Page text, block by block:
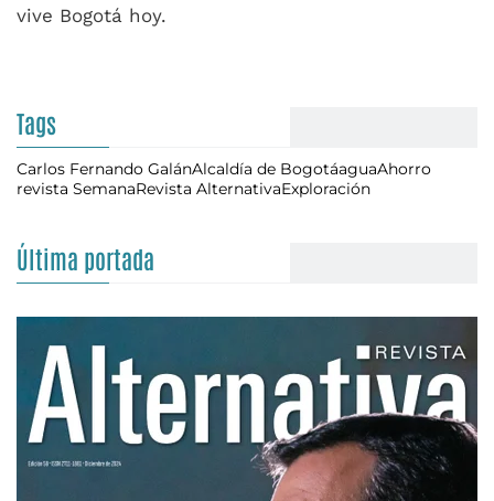
vive Bogotá hoy.
Tags
Carlos Fernando GalánAlcaldía de BogotáaguaAhorro
revista SemanaRevista AlternativaExploración
Última portada